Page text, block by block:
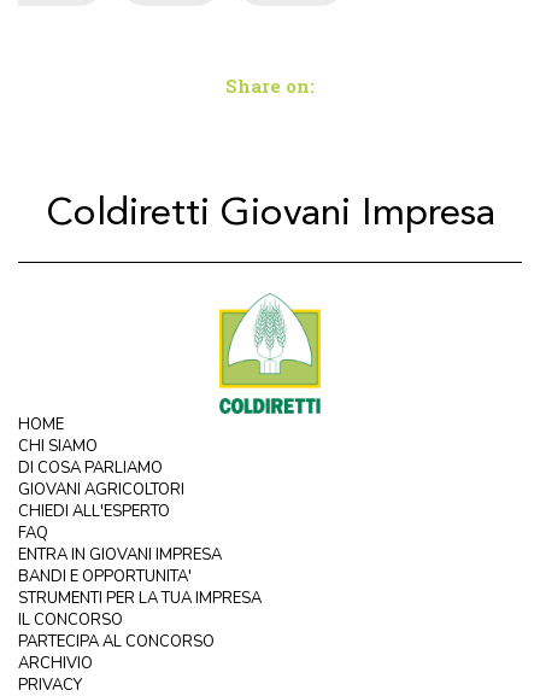
Share on:
Coldiretti Giovani Impresa
HOME
CHI SIAMO
DI COSA PARLIAMO
GIOVANI AGRICOLTORI
CHIEDI ALL'ESPERTO
FAQ
ENTRA IN GIOVANI IMPRESA
BANDI E OPPORTUNITA'
STRUMENTI PER LA TUA IMPRESA
IL CONCORSO
PARTECIPA AL CONCORSO
ARCHIVIO
PRIVACY